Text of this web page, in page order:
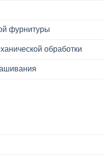
фурнитуры
обработки